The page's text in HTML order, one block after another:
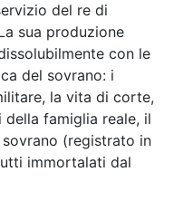
del re di
sua produzione
con le
del sovrano: i
la vita di corte,
famiglia reale, il
(registrato in
immortalati dal